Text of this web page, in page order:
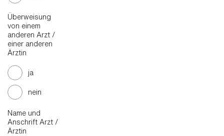
Überweisung
von einem
anderen Arzt /
einer anderen
Ärztin
ja
nein
Name und
Anschrift Arzt /
Ärztin